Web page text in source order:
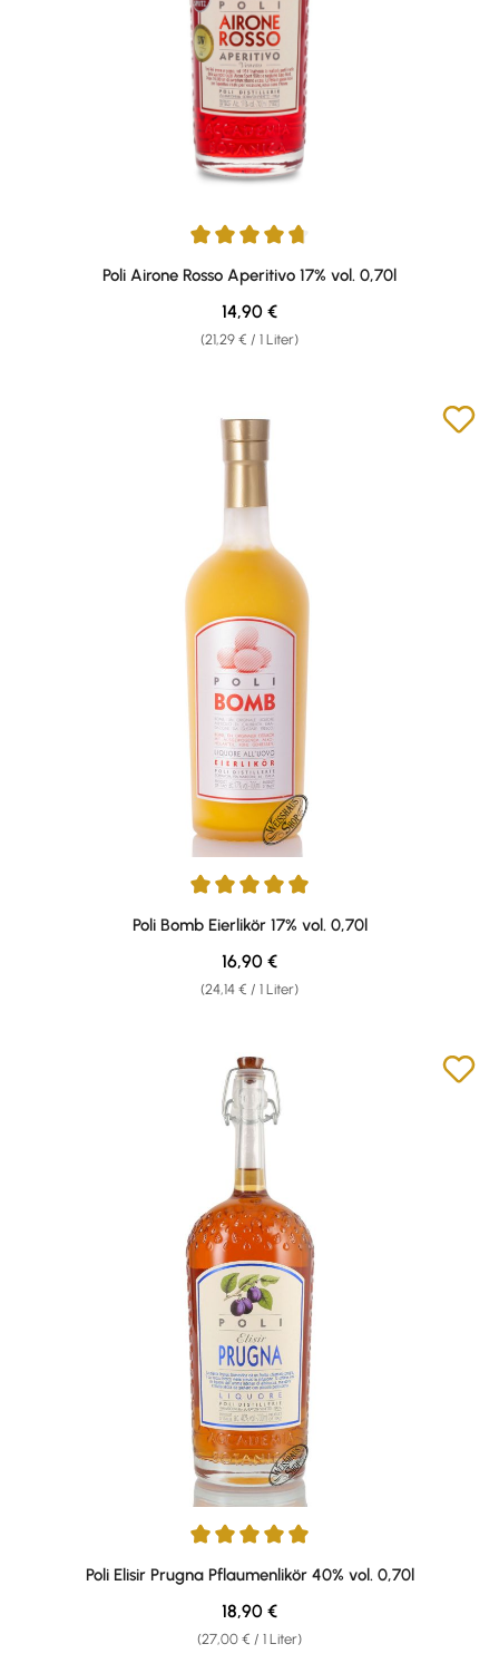
Durchschnittliche Bewertung von 4.86 von 5 Sternen
Poli Airone Rosso Aperitivo 17% vol. 0,70l
(21,29 € / 1 Liter)
Regulärer Preis:
14,90 €
Durchschnittliche Bewertung von 4.88 von 5 Sternen
Poli Bomb Eierlikör 17% vol. 0,70l
(24,14 € / 1 Liter)
Regulärer Preis:
16,90 €
Durchschnittliche Bewertung von 5 von 5 Sternen
Poli Elisir Prugna Pflaumenlikör 40% vol. 0,70l
(27,00 € / 1 Liter)
Regulärer Preis:
18,90 €